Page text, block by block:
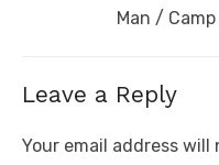
Next
Man /
Leave a Reply
Your email address will